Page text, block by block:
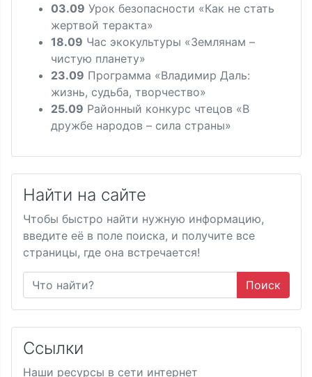
03.09 Урок безопасности «Как не стать
жертвой теракта»
18.09 Час экокультуры «Землянам –
чистую планету»
23.09 Программа «Владимир Даль:
жизнь, судьба, творчество»
25.09 Районный конкурс чтецов «В
дружбе народов – сила страны»
Найти на сайте
Чтобы быстро найти нужную информацию,
введите её в поле поиска, и получите все
страницы, где она встречается!
Поиск
Ссылки
Наши ресурсы в сети интернет